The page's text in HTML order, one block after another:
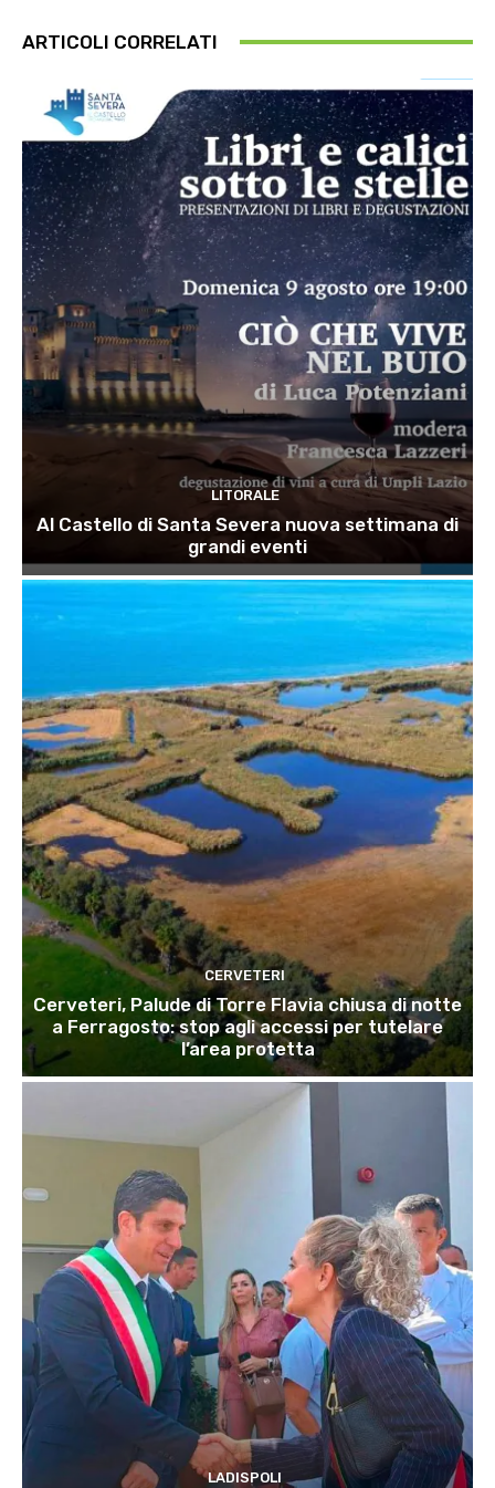
ARTICOLI CORRELATI
LITORALE
Al Castello di Santa Severa nuova settimana di
grandi eventi
CERVETERI
Cerveteri, Palude di Torre Flavia chiusa di notte
a Ferragosto: stop agli accessi per tutelare
l’area protetta
LADISPOLI